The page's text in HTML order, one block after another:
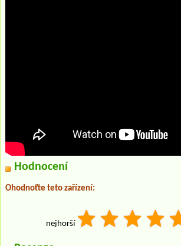
Hodnocení
Ohodnoťte teto zařízení:
nejhorší